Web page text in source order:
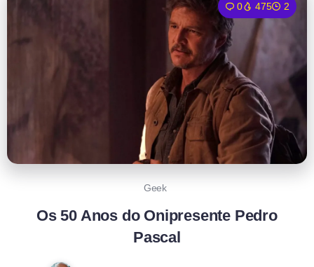
0 475 2
Geek
Os 50 Anos do Onipresente Pedro
Pascal